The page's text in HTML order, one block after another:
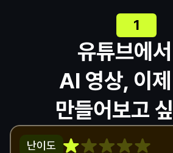
1
유튜브에
AI 영상, 이
만들어보고
난이도